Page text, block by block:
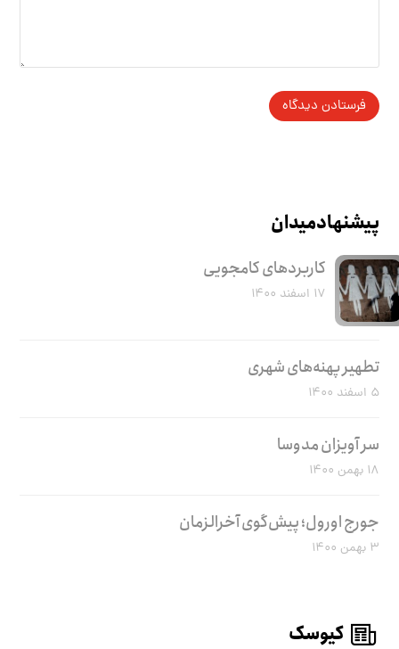
پیشنهاد میدان
کاربرد‌های کامجویی
۱۷ اسفند ۱۴۰۰
تطهیر پهنه‌های شهری
۵ اسفند ۱۴۰۰
سر آویزان مدوسا
۱۸ بهمن ۱۴۰۰
جورج اورول؛ پیش‌گوی آخرالزمان
۳ بهمن ۱۴۰۰
کیوسک